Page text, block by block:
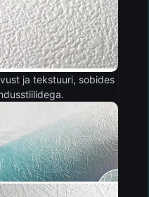
ja tekstuuri, sobides